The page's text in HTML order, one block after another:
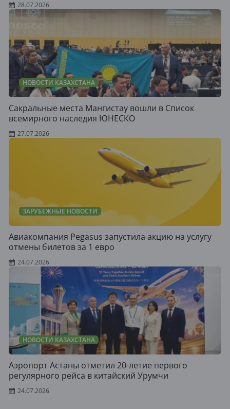
28.07.2026
НОВОСТИ КАЗАХСТАНА
Сакральные места Мангистау вошли в Список
всемирного наследия ЮНЕСКО
27.07.2026
ЗАРУБЕЖНЫЕ НОВОСТИ
Авиакомпания Pegasus запустила акцию на услугу
отмены билетов за 1 евро
24.07.2026
НОВОСТИ КАЗАХСТАНА
Аэропорт Астаны отметил 20-летие первого
регулярного рейса в китайский Урумчи
24.07.2026